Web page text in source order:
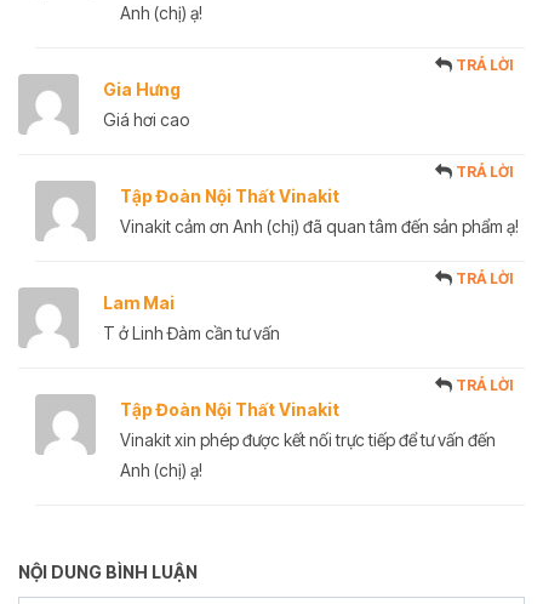
Anh (chị) ạ!
Gia Hưng
TRẢ LỜI
Giá hơi cao
Tập Đoàn Nội Thất Vinakit
TRẢ LỜI
Vinakit cảm ơn Anh (chị) đã quan tâm đến sản phẩm ạ!
Lam Mai
TRẢ LỜI
T ở Linh Đàm cần tư vấn
Tập Đoàn Nội Thất Vinakit
TRẢ LỜI
Vinakit xin phép được kết nối trực tiếp để tư vấn đến
Anh (chị) ạ!
NỘI DUNG BÌNH LUẬN